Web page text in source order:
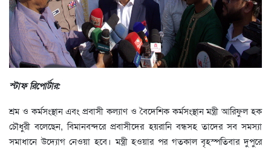
স্টাফ রিপোর্টার:
শ্রম ও কর্মসংস্থান এবং প্রবাসী কল্যাণ ও বৈদেশিক কর্মসংস্থান মন্ত্রী আরিফুল হক
চৌধুরী বলেছেন, বিমানবন্দরে প্রবাসীদের হয়রানি বন্ধসহ তাদের সব সমস্যা
সমাধানে উদ্যোগ নেওয়া হবে। মন্ত্রী হওয়ার পর গতকাল বৃহস্পতিবার দুপুরে